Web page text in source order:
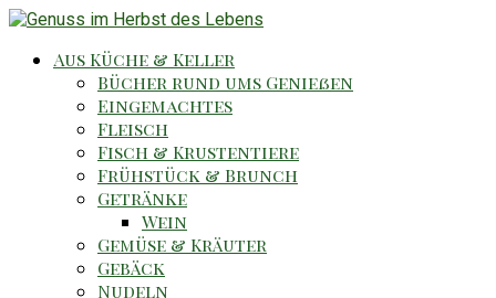
Aus Küche & Keller
Bücher rund ums Genießen
Eingemachtes
Fleisch
Fisch & Krustentiere
Frühstück & Brunch
Getränke
Wein
Gemüse & Kräuter
Gebäck
Nudeln